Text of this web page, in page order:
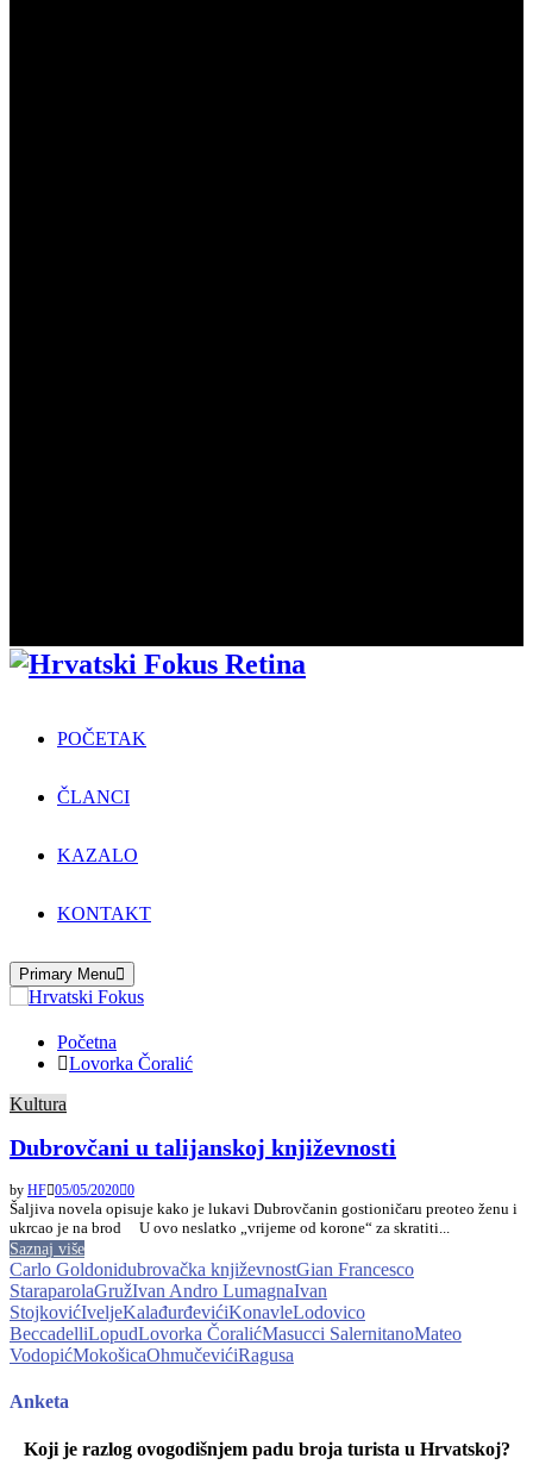
POČETAK
ČLANCI
KAZALO
KONTAKT
Primary Menu
Početna
Lovorka Čoralić
Kultura
Dubrovčani u talijanskoj književnosti
by HF 05/05/2020 0
Šaljiva novela opisuje kako je lukavi Dubrovčanin gostioničaru preoteo ženu i
ukrcao je na brod U ovo neslatko „vrijeme od korone“ za skratiti...
Saznaj više
Carlo Goldonidubrovačka književnostGian Francesco
StaraparolaGružIvan Andro LumagnaIvan
StojkovićIveljeKalađurđevićiKonavleLodovico
BeccadelliLopudLovorka ČoralićMasucci SalernitanoMateo
VodopićMokošicaOhmučevićiRagusa
Anketa
Koji je razlog ovogodišnjem padu broja turista u Hrvatskoj?